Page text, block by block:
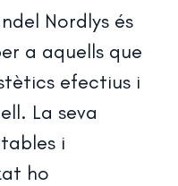
Nordlys és
a aquells que
efectius i
La seva
i
ho